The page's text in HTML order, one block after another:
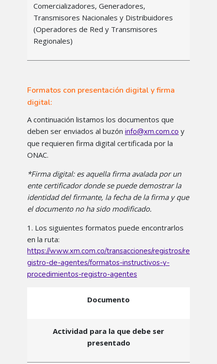
Comercializadores, Generadores,
Transmisores Nacionales y Distribuidores
(Operadores de Red y Transmisores
Regionales)
Formatos con presentación digital y firma
digital:
A continuación listamos los documentos que
deben ser enviados al buzón info@xm.com.co y
que requieren firma digital certificada por la
ONAC.
*Firma digital: es aquella firma avalada por un
ente certificador donde se puede demostrar la
identidad del firmante, la fecha de la firma y que
el documento no ha sido modificado.
1. Los siguientes formatos puede encontrarlos
en la ruta:
https://www.xm.com.co/transacciones/registros/re
gistro-de-agentes/formatos-instructivos-y-
procedimientos-registro-agentes
Documento
Actividad para la que debe ser
presentado